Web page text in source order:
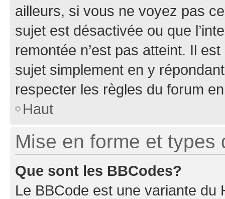
ailleurs, si vous ne voyez pas
sujet est désactivée ou que
remontée n’est pas atteint. Il
sujet simplement en y
respecter les règles du forum
Haut
Mise en forme et types
Que sont les BBCodes?
Le BBCode est une variante du